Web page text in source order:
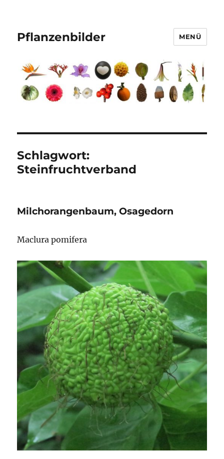
Pflanzenbilder MENÜ
Schlagwort:
Steinfruchtverband
Milchorangen­­­baum, Osagedorn
Maclura pomifera